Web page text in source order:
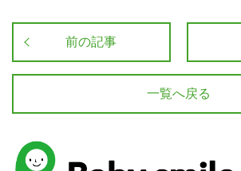
前の記事
一覧へ戻る